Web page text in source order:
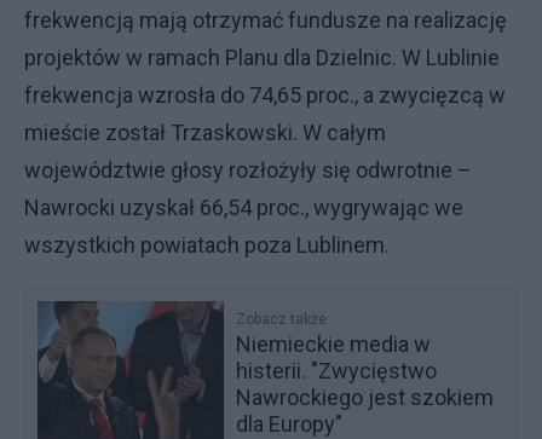
frekwencją mają otrzymać fundusze na realizację
projektów w ramach Planu dla Dzielnic. W Lublinie
frekwencja wzrosła do 74,65 proc., a zwycięzcą w
mieście został Trzaskowski. W całym
województwie głosy rozłożyły się odwrotnie –
Nawrocki uzyskał 66,54 proc., wygrywając we
wszystkich powiatach poza Lublinem.
Zobacz także
Niemieckie media w
histerii. "Zwycięstwo
Nawrockiego jest szokiem
dla Europy"